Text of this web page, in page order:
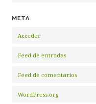
META
Acceder
Feed de entradas
Feed de comentarios
WordPress.org